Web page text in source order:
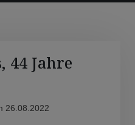
44 Jahre
26.08.2022